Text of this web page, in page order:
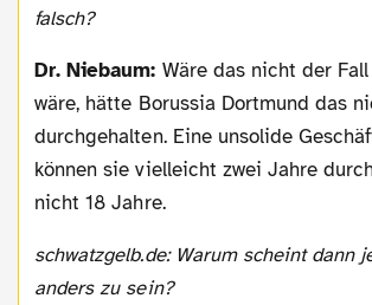
falsch?
Dr. Niebaum: Wäre das nicht der
wäre, hätte Borussia Dortmund das
durchgehalten. Eine unsolide
können sie vielleicht zwei Jahre
nicht 18 Jahre.
schwatzgelb.de: Warum scheint dann jetzt alles
anders zu sein?